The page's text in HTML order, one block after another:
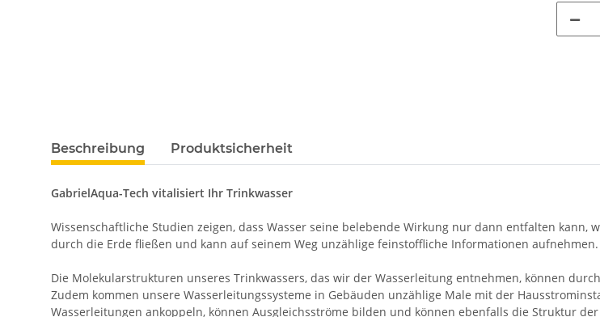
Beschreibung Produktsicherheit
GabrielAqua-Tech vitalisiert Ihr Trinkwasser
Wissenschaftliche Studien zeigen, dass Wasser seine belebende Wirkung nur dann entfalten
durch die Erde fließen und kann auf seinem Weg unzählige feinstoffliche Informationen aufnehmen.
Die Molekularstrukturen unseres Trinkwassers, das wir der Wasserleitung entnehmen, können
Zudem kommen unsere Wasserleitungssysteme in Gebäuden unzählige Male mit der
Wasserleitungen ankoppeln, können Ausgleichsströme bilden und können ebenfalls die Struktur